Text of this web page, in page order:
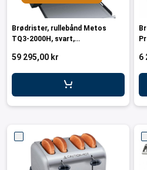
Brødrister, rullebånd Metos
TQ3-2000H, svart,
59 295,00 kr 6